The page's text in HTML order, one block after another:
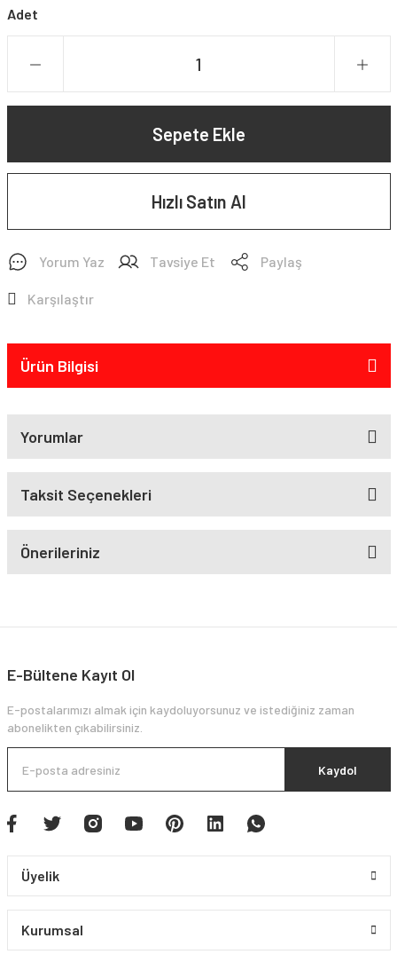
Adet
Sepete Ekle
Hızlı Satın Al
Yorum Yaz Tavsiye Et Paylaş
Karşılaştır
Ürün Bilgisi
Yorumlar
Taksit Seçenekleri
Önerileriniz
E-Bültene Kayıt Ol
E-postalarımızı almak için kaydoluyorsunuz ve istediğiniz zaman
abonelikten çıkabilirsiniz.
Kaydol
Üyelik
Kurumsal